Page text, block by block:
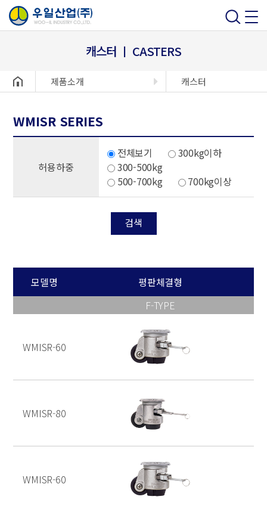
캐스터 ㅣ CASTERS
헤더설정 제품소개 캐스터
WMISR SERIES
허용하중
전체보기
300kg이하
300-500kg
500-700kg
700kg이상
검색
모델명
평판체결형
F-TYPE
WMISR-60
WMISR-80
WMISR-60